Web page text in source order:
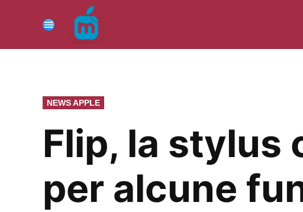
contenuto
Menu
PUBBLICATO
IN
NEWS APPLE
Flip, la stylus
per alcune